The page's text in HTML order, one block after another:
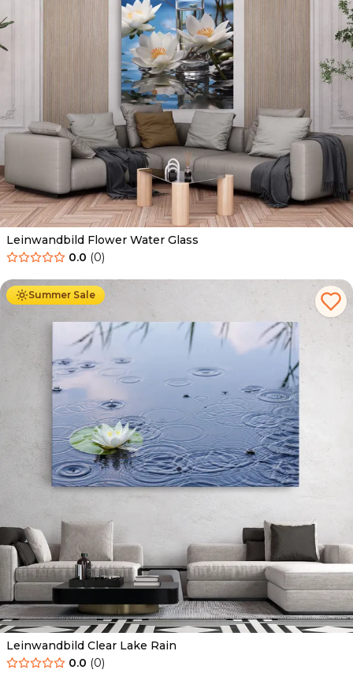
Leinwandbild Flower Water Glass
0.0 (0)
Summer Sale
Ab 39.90 € 34.90
Leinwandbild Clear Lake Rain
0.0 (0)
Ab 39.90 € 34.90